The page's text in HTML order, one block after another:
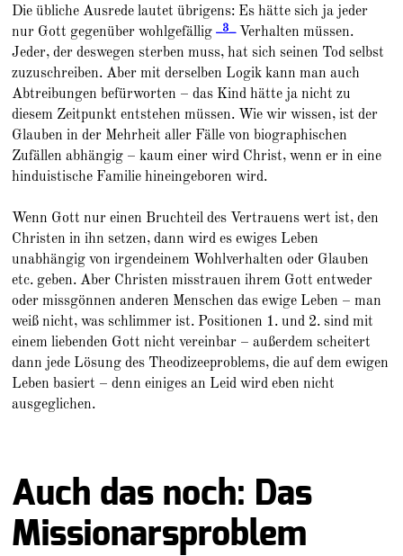
Die übliche Ausrede lautet übrigens: Es hätte sich ja jeder
nur Gott gegenüber wohlgefällig
_3_ Verhalten müssen.
Jeder, der deswegen sterben muss, hat sich seinen Tod selbst
zuzuschreiben. Aber mit derselben Logik kann man auch
Abtreibungen befürworten – das Kind hätte ja nicht zu
diesem Zeitpunkt entstehen müssen. Wie wir wissen, ist der
Glauben in der Mehrheit aller Fälle von biographischen
Zufällen abhängig – kaum einer wird Christ, wenn er in eine
hinduistische Familie hineingeboren wird.
Wenn Gott nur einen Bruchteil des Vertrauens wert ist, den
Christen in ihn setzen, dann wird es ewiges Leben
unabhängig von irgendeinem Wohlverhalten oder Glauben
etc. geben. Aber Christen misstrauen ihrem Gott entweder
oder missgönnen anderen Menschen das ewige Leben – man
weiß nicht, was schlimmer ist. Positionen 1. und 2. sind mit
einem liebenden Gott nicht vereinbar – außerdem scheitert
dann jede Lösung des Theodizeeproblems, die auf dem ewigen
Leben basiert – denn einiges an Leid wird eben nicht
ausgeglichen.
Auch das noch: Das
Missionarsproblem